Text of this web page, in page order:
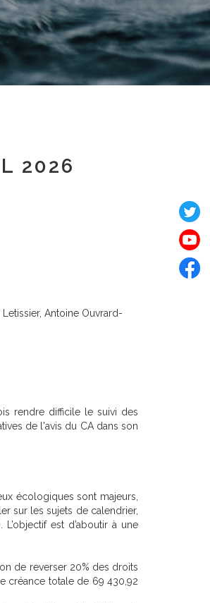
2026
Antoine Ouvrard-
rendre difficile le suivi des
de l'avis du CA dans son
écologiques sont majeurs,
sur les sujets de calendrier,
est d’aboutir à une
de reverser 20% des droits
créance totale de 69 430,92